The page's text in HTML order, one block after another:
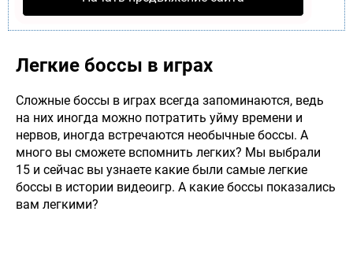
Легкие боссы в играх
Сложные боссы в играх всегда запоминаются, ведь
на них иногда можно потратить уйму времени и
нервов, иногда встречаются необычные боссы. А
много вы сможете вспомнить легких? Мы выбрали
15 и сейчас вы узнаете какие были самые легкие
боссы в истории видеоигр. А какие боссы показались
вам легкими?